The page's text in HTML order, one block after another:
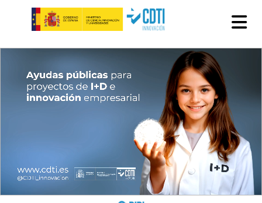
Pasar al contenido principal